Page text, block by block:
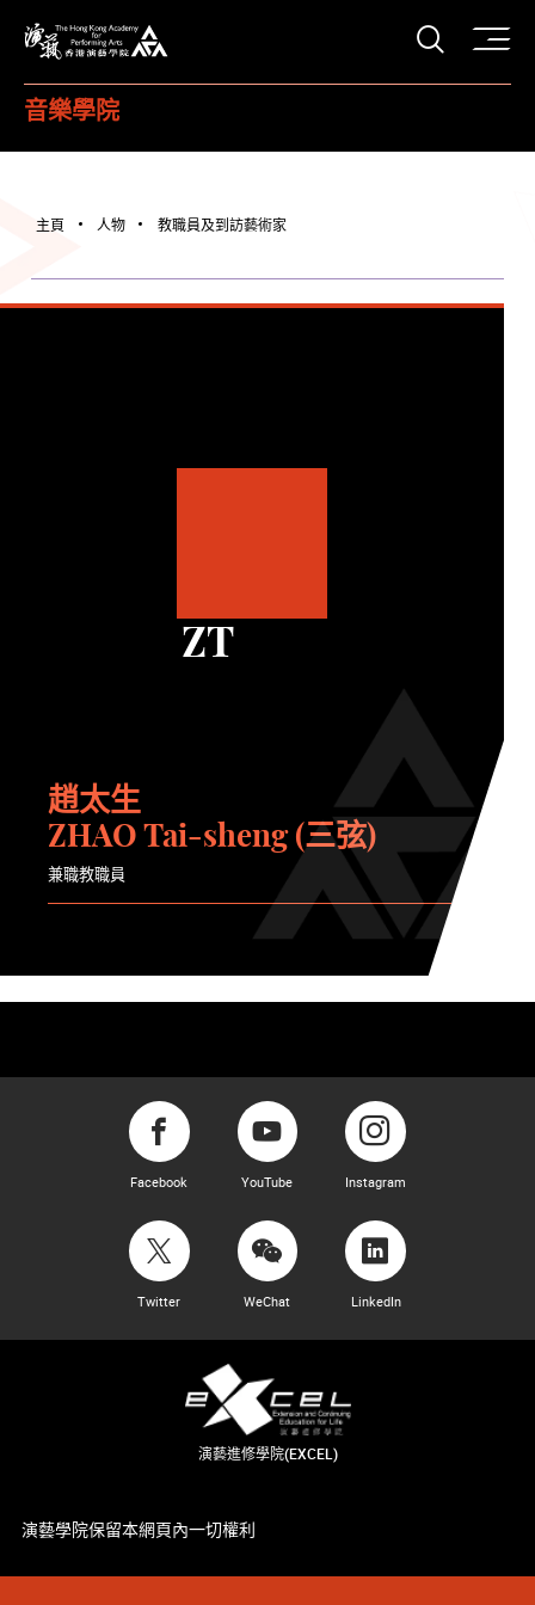
打開
音樂學院
主頁 人物 教職員及到訪藝術家
ZT
趙太生
ZHAO Tai-sheng (三弦)
兼職教職員
Facebook YouTube Instagram
Twitter WeChat LinkedIn
演藝進修學院(EXCEL)
演藝學院保留本網頁內一切權利